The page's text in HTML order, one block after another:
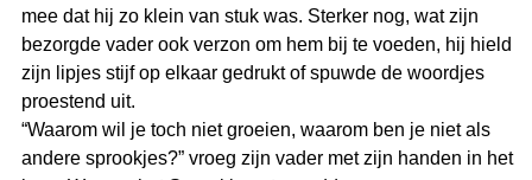
mee dat hij zo klein van stuk was. Sterker nog, wat zijn
bezorgde vader ook verzon om hem bij te voeden, hij hield
zijn lipjes stijf op elkaar gedrukt of spuwde de woordjes
proestend uit.
“Waarom wil je toch niet groeien, waarom ben je niet als
andere sprookjes?” vroeg zijn vader met zijn handen in het